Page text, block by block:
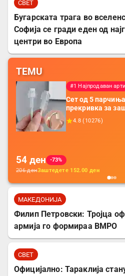
СВЕТ
Бугарската трага во
Софија се гради еден од
центри во Европа
TEMU
#1 Најпродаван
Сет од 5
прекривка за
додатоци за
батерија, за
4.8 ( 10276)
54 ден
-73%
206денЗаштедете 152.00 ден
МАКЕДОНИЈА
Филип Петровски: Тројца
армија го формираа ВМРО
СВЕТ
Официјално: Тараклија